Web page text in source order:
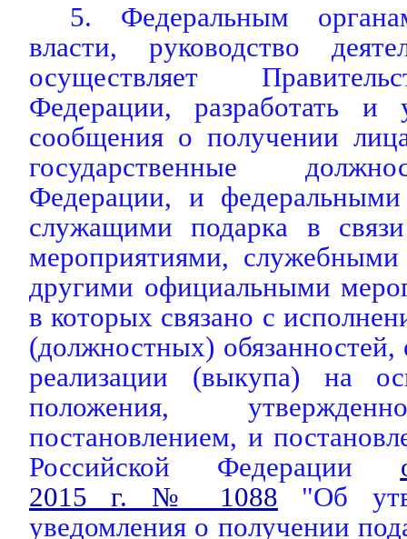
5. Федеральным
власти, руководство
осуществляет
Федерации, разработать и
сообщения о получении
государственные
Федерации, и федеральными
служащими подарка в
мероприятиями,
другими официальными
в которых связано с
(должностных) обязанностей,
реализации (выкупа) на
положения,
постановлением, и
Российской Федерации
2015 г. № 1088 "Об
уведомления о получении